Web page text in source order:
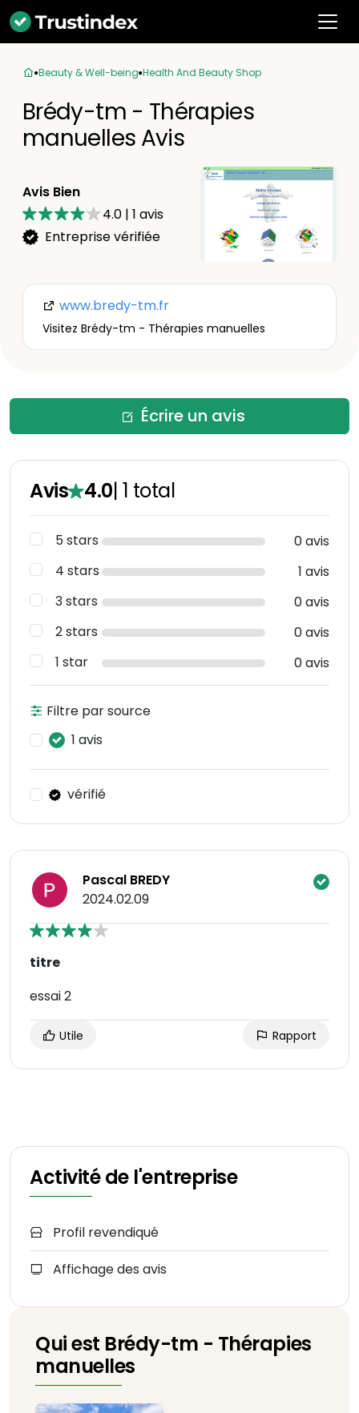
Beauty & Well-being Health And Beauty Shop
Brédy-tm - Thérapies
manuelles Avis
Avis Bien
4.0 | 1 avis
Entreprise vérifiée
www.bredy-tm.fr
Visitez Brédy-tm - Thérapies manuelles
Écrire un avis
Avis 4.0| 1 total
5 stars
0 avis
4 stars
1 avis
3 stars
0 avis
2 stars
0 avis
1 star
0 avis
Filtre par source
1 avis
vérifié
Pascal BREDY
2024.02.09
titre
essai 2
Utile Rapport
Activité de l'entreprise
Profil revendiqué
Affichage des avis
Qui est Brédy-tm - Thérapies
manuelles